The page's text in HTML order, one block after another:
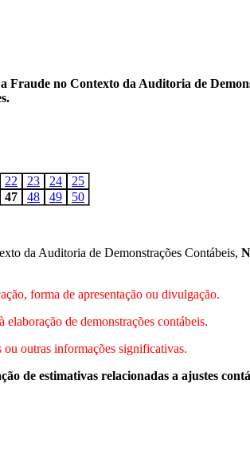
no Contexto da Auditoria de
22 23 24
25
47 48 49 50
da Auditoria de Demonstrações Contábeis,
forma de apresentação ou divulgação.
de demonstrações contábeis.
ou outras informações significativas.
de estimativas relacionadas a ajustes